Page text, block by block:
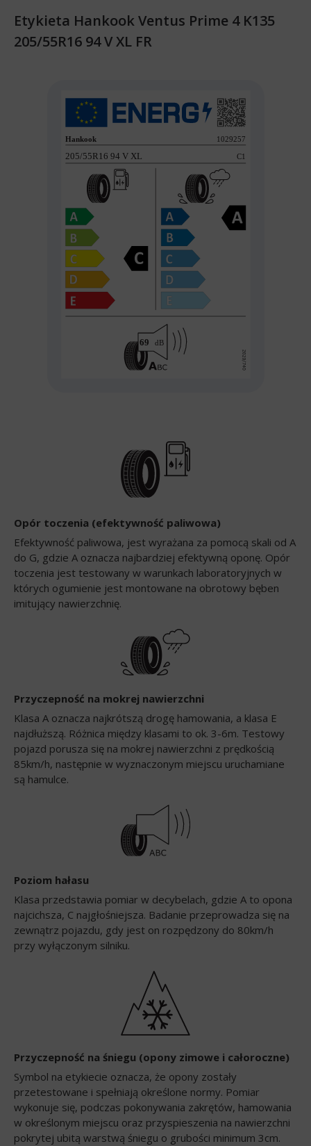
Etykieta Hankook Ventus Prime 4 K135
205/55R16 94 V XL FR
Opór toczenia (efektywność paliwowa)
Efektywność paliwowa, jest wyrażana za pomocą skali od A
do G, gdzie A oznacza najbardziej efektywną oponę. Opór
toczenia jest testowany w warunkach laboratoryjnych w
których ogumienie jest montowane na obrotowy bęben
imitujący nawierzchnię.
Przyczepność na mokrej nawierzchni
Klasa A oznacza najkrótszą drogę hamowania, a klasa E
najdłuższą. Różnica między klasami to ok. 3-6m. Testowy
pojazd porusza się na mokrej nawierzchni z prędkością
85km/h, następnie w wyznaczonym miejscu uruchamiane
są hamulce.
Poziom hałasu
Klasa przedstawia pomiar w decybelach, gdzie A to opona
najcichsza, C najgłośniejsza. Badanie przeprowadza się na
zewnątrz pojazdu, gdy jest on rozpędzony do 80km/h
przy wyłączonym silniku.
Przyczepność na śniegu (opony zimowe i całoroczne)
Symbol na etykiecie oznacza, że opony zostały
przetestowane i spełniają określone normy. Pomiar
wykonuje się, podczas pokonywania zakrętów, hamowania
w określonym miejscu oraz przyspieszenia na nawierzchni
pokrytej ubitą warstwą śniegu o grubości minimum 3cm.